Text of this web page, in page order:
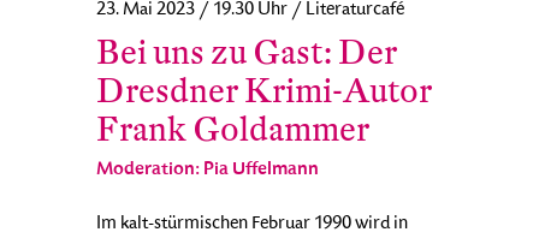
23. Mai 2023 / 19.30 Uhr / Literaturcafé
Bei uns zu Gast: Der
Dresdner Krimi-Autor
Frank Goldammer
Moderation: Pia Uffelmann
Im kalt-stürmischen Februar 1990 wird in